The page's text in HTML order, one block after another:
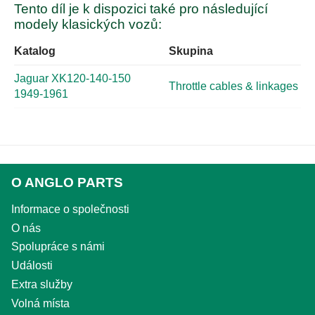
Tento díl je k dispozici také pro následující
modely klasických vozů:
Katalog Skupina
Jaguar XK120-140-150
1949-1961
Throttle cables & linkages
O ANGLO PARTS
Informace o společnosti
O nás
Spolupráce s námi
Události
Extra služby
Volná místa